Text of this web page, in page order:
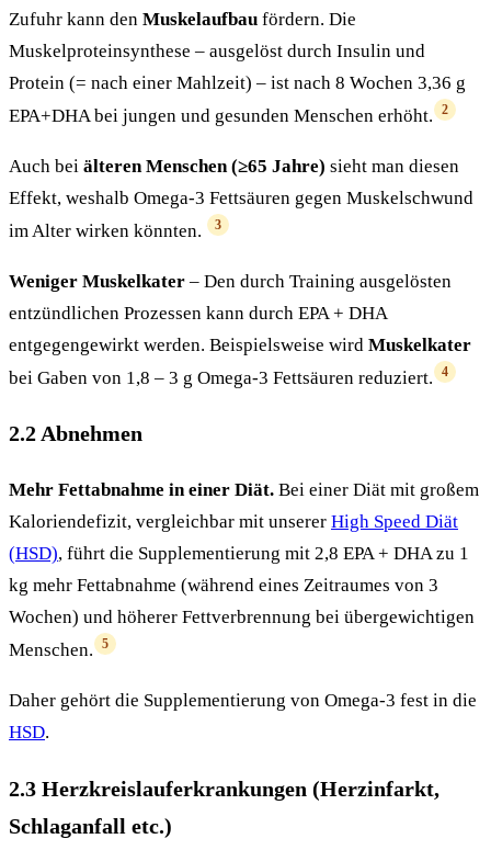
Zufuhr kann den Muskelaufbau fördern. Die
Muskelproteinsynthese – ausgelöst durch Insulin und
Protein (= nach einer Mahlzeit) – ist nach 8 Wochen 3,36 g
EPA+DHA bei jungen und gesunden Menschen erhöht.
2
Auch bei älteren Menschen (≥65 Jahre) sieht man diesen
Effekt, weshalb Omega-3 Fettsäuren gegen Muskelschwund
im Alter wirken könnten.
3
Weniger Muskelkater – Den durch Training ausgelösten
entzündlichen Prozessen kann durch EPA + DHA
entgegengewirkt werden. Beispielsweise wird Muskelkater
bei Gaben von 1,8 – 3 g Omega-3 Fettsäuren reduziert.
4
2.2 Abnehmen
Mehr Fettabnahme in einer Diät. Bei einer Diät mit großem
Kaloriendefizit, vergleichbar mit unserer High Speed Diät
(HSD), führt die Supplementierung mit 2,8 EPA + DHA zu 1
kg mehr Fettabnahme (während eines Zeitraumes von 3
Wochen) und höherer Fettverbrennung bei übergewichtigen
Menschen.
5
Daher gehört die Supplementierung von Omega-3 fest in die
HSD.
2.3 Herzkreislauferkrankungen (Herzinfarkt,
Schlaganfall etc.)